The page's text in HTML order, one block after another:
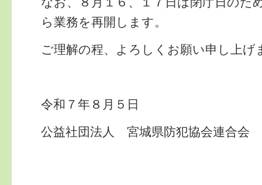
ら業務を再開します。
ご理解の程、よろしくお願い申し上げ
令和７年８月５日
公益社団法人 宮城県防犯協会連合会